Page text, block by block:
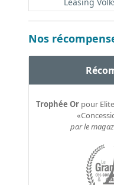
Nos
Trophée Orpour
par le